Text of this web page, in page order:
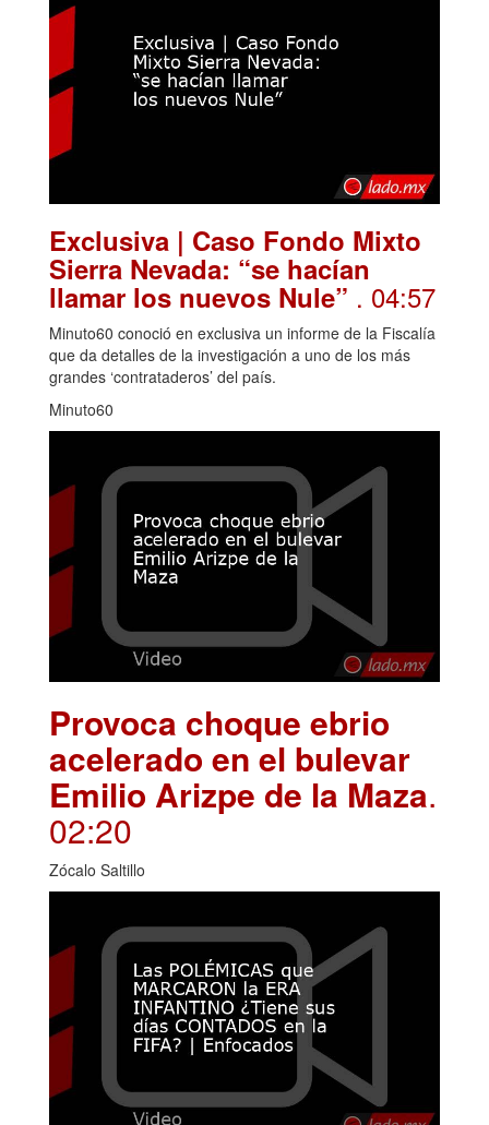
Exclusiva | Caso Fondo Mixto
Sierra Nevada: “se hacían
llamar los nuevos Nule” . 04:57
Minuto60 conoció en exclusiva un informe de la Fiscalía
que da detalles de la investigación a uno de los más
grandes ‘contrataderos’ del país.
Minuto60
Provoca choque ebrio
acelerado en el bulevar
Emilio Arizpe de la Maza.
02:20
Zócalo Saltillo